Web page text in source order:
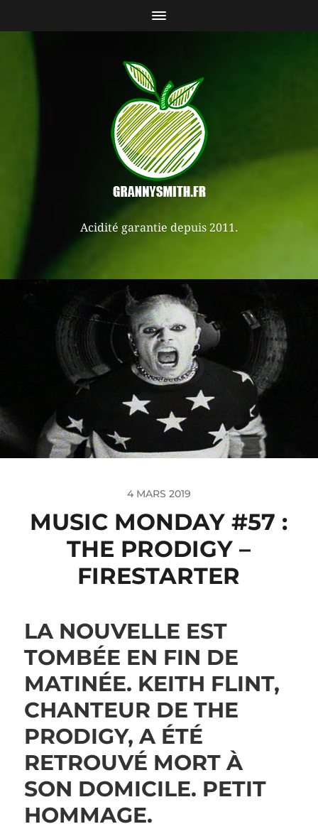
Acidité garantie depuis 2011.
4 MARS 2019
MUSIC MONDAY #57 :
THE PRODIGY –
FIRESTARTER
LA NOUVELLE EST
TOMBÉE EN FIN DE
MATINÉE. KEITH FLINT,
CHANTEUR DE THE
PRODIGY, A ÉTÉ
RETROUVÉ MORT À
SON DOMICILE. PETIT
HOMMAGE.